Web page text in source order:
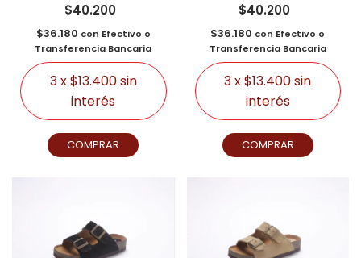
$40.200
$36.180 con Efectivo o
Transferencia Bancaria
3x$13.400sin
interés
COMPRAR
$40.200
$36.180 con Efectivo o
Transferencia Bancaria
3x$13.400sin
interés
COMPRAR